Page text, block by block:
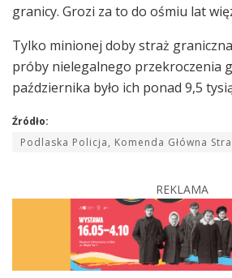
granicy. Grozi za to do ośmiu lat
Tylko minionej doby straż
próby nielegalnego przekroczenia
października było ich ponad 9,5
Źródło:
Podlaska Policja, Komenda Główna
REKLAMA